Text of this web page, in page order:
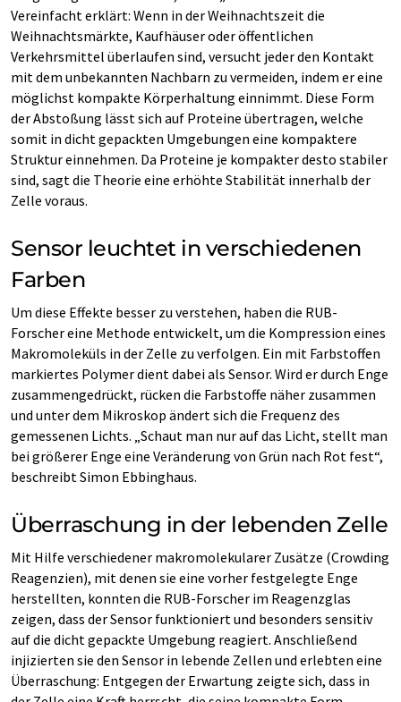
Vereinfacht erklärt: Wenn in der Weihnachtszeit die
Weihnachtsmärkte, Kaufhäuser oder öffentlichen
Verkehrsmittel überlaufen sind, versucht jeder den Kontakt
mit dem unbekannten Nachbarn zu vermeiden, indem er eine
möglichst kompakte Körperhaltung einnimmt. Diese Form
der Abstoßung lässt sich auf Proteine übertragen, welche
somit in dicht gepackten Umgebungen eine kompaktere
Struktur einnehmen. Da Proteine je kompakter desto stabiler
sind, sagt die Theorie eine erhöhte Stabilität innerhalb der
Zelle voraus.
Sensor leuchtet in verschiedenen
Farben
Um diese Effekte besser zu verstehen, haben die RUB-
Forscher eine Methode entwickelt, um die Kompression eines
Makromoleküls in der Zelle zu verfolgen. Ein mit Farbstoffen
markiertes Polymer dient dabei als Sensor. Wird er durch Enge
zusammengedrückt, rücken die Farbstoffe näher zusammen
und unter dem Mikroskop ändert sich die Frequenz des
gemessenen Lichts. „Schaut man nur auf das Licht, stellt man
bei größerer Enge eine Veränderung von Grün nach Rot fest“,
beschreibt Simon Ebbinghaus.
Überraschung in der lebenden Zelle
Mit Hilfe verschiedener makromolekularer Zusätze (Crowding
Reagenzien), mit denen sie eine vorher festgelegte Enge
herstellten, konnten die RUB-Forscher im Reagenzglas
zeigen, dass der Sensor funktioniert und besonders sensitiv
auf die dicht gepackte Umgebung reagiert. Anschließend
injizierten sie den Sensor in lebende Zellen und erlebten eine
Überraschung: Entgegen der Erwartung zeigte sich, dass in